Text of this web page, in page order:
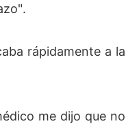
rápidamente a
me dijo que